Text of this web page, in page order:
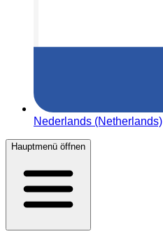
Nederlands (Netherlands)
Hauptmenü öffnen